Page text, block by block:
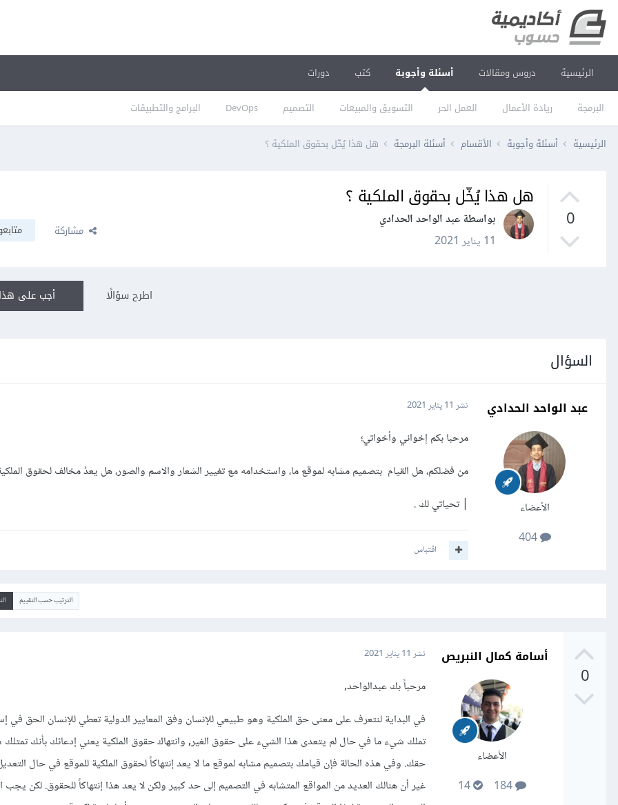
الرئيسية دروس ومقالات أسئلة وأجوبة
البرمجة ريادة الأعمال العمل الحر التسويق والمبيعات التصميم DevOps البرامج والتطبيقات
كتب دورات
الرئيسية أسئلة وأجوبة الأقسام أسئلة البرمجة هل هذا يُخّل بحقوق الملكية ؟
0
هل هذا يُخّل بحقوق الملكية ؟
بواسطة عبد الواحد الحدادي
11 يناير 2021
مشاركة
أجب على اطرح سؤالًا
السؤال
عبد الواحد الحدادي
الأعضاء
404
نشر 11 يناير 2021
مرحبا بكم إخواني وأخواتي؛
من فضلكم، هل القيام بتصميم مشابه لموقع ما، واستخدامه مع تغيير الشعار والاسم والصور، هل يعدُ مخالف لحقوق
| تحياتي لك .
اقتباس
الترتيب حسب التقييم
0
أسامة كمال النبريص
الأعضاء
184
14
نشر 11 يناير 2021
مرحباً بك عبدالواحد,
في البداية لنتعرف على معنى حق الملكية وهو طبيعي للإنسان وفق المعايير الدولية تعطي للإنسان الحق في
تملك شيء ما في حال لم يتعدى هذا الشيء على حقوق الغير, وانتهاك حقوق الملكية يعني إدعائك بأنك
حقك. وفي هذه الحالة فإن قيامك بتصميم مشابه لموقع ما لا يعد إنتهاكاً لحقوق الملكية للموقع في حال
غير أن هنالك العديد من المواقع المتشابه في التصميم إلى حد كبير ولكن لا يعد هذا إنتهاكاً للحقوق. لكن يجب